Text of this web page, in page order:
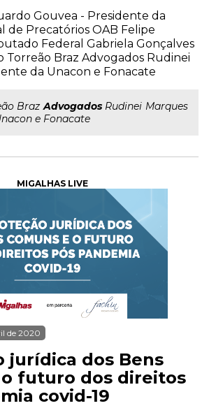
Gouvea - Presidente da
de Precatórios OAB Felipe
Federal Gabriela Gonçalves
Torreão Braz Advogados Rudinei
da Unacon e Fonacate
BrazAdvogadosRudinei Marques
e Fonacate
MIGALHAS LIVE
de 2020
jurídica dos Bens
o futuro dos direitos
covid-19